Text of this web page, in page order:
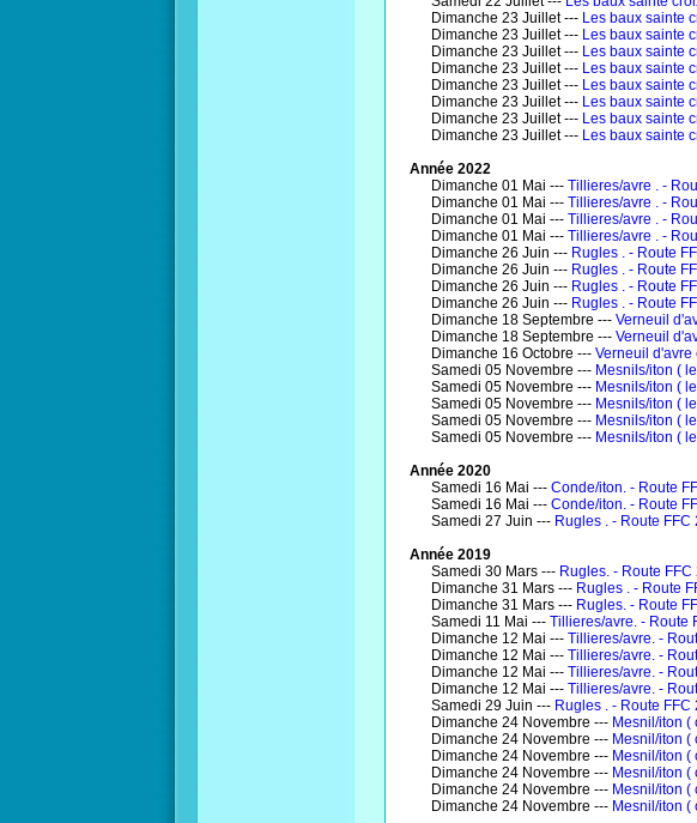
Dimanche 23 Juillet --- Les baux sainte
Dimanche 23 Juillet --- Les baux sainte
Dimanche 23 Juillet --- Les baux sainte
Dimanche 23 Juillet --- Les baux sainte
Dimanche 23 Juillet --- Les baux sainte
Dimanche 23 Juillet --- Les baux sainte
Dimanche 23 Juillet --- Les baux sainte
Dimanche 23 Juillet --- Les baux sainte
Année 2022
Dimanche 01 Mai --- Tillieres/avre . -
Dimanche 01 Mai --- Tillieres/avre . -
Dimanche 01 Mai --- Tillieres/avre . -
Dimanche 01 Mai --- Tillieres/avre . -
Dimanche 26 Juin --- Rugles . - Route
Dimanche 26 Juin --- Rugles . - Route
Dimanche 26 Juin --- Rugles . - Route
Dimanche 26 Juin --- Rugles . - Route
Dimanche 18 Septembre --- Verneuil
Dimanche 18 Septembre --- Verneuil
Dimanche 16 Octobre --- Verneuil d'avre
Samedi 05 Novembre --- Mesnils/iton (
Samedi 05 Novembre --- Mesnils/iton (
Samedi 05 Novembre --- Mesnils/iton (
Samedi 05 Novembre --- Mesnils/iton (
Samedi 05 Novembre --- Mesnils/iton (
Année 2020
Samedi 16 Mai --- Conde/iton. - Route
Samedi 16 Mai --- Conde/iton. - Route
Samedi 27 Juin --- Rugles . - Route FFC
Année 2019
Samedi 30 Mars --- Rugles. - Route
Dimanche 31 Mars --- Rugles . - Route
Dimanche 31 Mars --- Rugles. - Route
Samedi 11 Mai --- Tillieres/avre. - Route
Dimanche 12 Mai --- Tillieres/avre. -
Dimanche 12 Mai --- Tillieres/avre. -
Dimanche 12 Mai --- Tillieres/avre. -
Dimanche 12 Mai --- Tillieres/avre. -
Samedi 29 Juin --- Rugles . - Route FFC
Dimanche 24 Novembre --- Mesnil/iton (
Dimanche 24 Novembre --- Mesnil/iton (
Dimanche 24 Novembre --- Mesnil/iton (
Dimanche 24 Novembre --- Mesnil/iton (
Dimanche 24 Novembre --- Mesnil/iton (
Dimanche 24 Novembre --- Mesnil/iton (